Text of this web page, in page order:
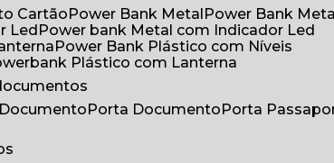
Cartão Power Bank Metal
Power Bank
Led
Power bank Metal com Indicador Led
Power Bank Plástico com Níveis
Plástico com Lanterna
Documento Porta Documento
Porta